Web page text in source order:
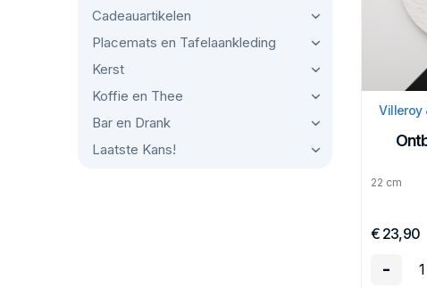
Cadeauartikelen
Placemats en Tafelaankleding
Kerst
Koffie en Thee
Bar en Drank
Laatste Kans!
Villeroy
22 cm
€ 23,90
-